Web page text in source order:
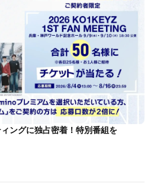
ングに独占密着！特別番組を